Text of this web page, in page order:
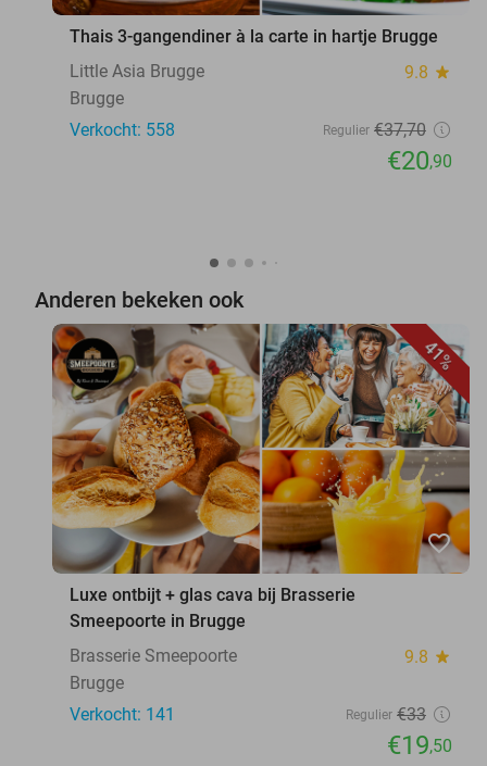
Thais 3-gangendiner à la carte in hartje Brugge
Little Asia Brugge
9.8 star
Brugge
Verkocht: 558
Regulier €37,70
€20,90
Anderen bekeken ook
41%
favorite_border
Luxe ontbijt + glas cava bij Brasserie
Smeepoorte in Brugge
Brasserie Smeepoorte
9.8 star
Brugge
Verkocht: 141
Regulier €33
€19,50